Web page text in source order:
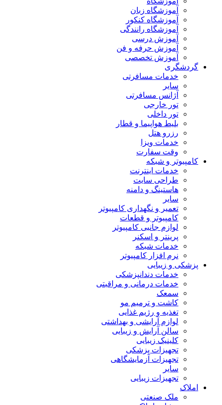
آموزشگاه زبان
آموزشگاه کنکور
آموزشگاه رانندگی
آموزش درسی
آموزش حرفه و فن
آموزش تخصصی
گردشگری
خدمات مسافرتی
سایر
آژانس مسافرتی
تور خارجی
تور داخلی
بلیط هواپیما و قطار
رزرو هتل
خدمات ویزا
وقت سفارت
کامپیوتر و شبکه
خدمات اینترنت
طراحی سایت
هاستینگ و دامنه
سایر
تعمیر و نگهداری کامپیوتر
کامپیوتر و قطعات
لوازم جانبی کامپیوتر
پرینتر و اسکنر
خدمات شبکه
نرم افزار کامپیوتر
پزشکی و زیبایی
خدمات دندانپزشکی
خدمات درمانی و مراقبتی
سمعک
کاشت و ترمیم مو
تغذیه و رژیم غذایی
لوازم آرایشی و بهداشتی
سالن آرایش و زیبایی
کلینیک زیبایی
تجهیزات پزشکی
تجهیزات آزمایشگاهی
سایر
تجهیزات زیبایی
املاک
ملک صنعتی